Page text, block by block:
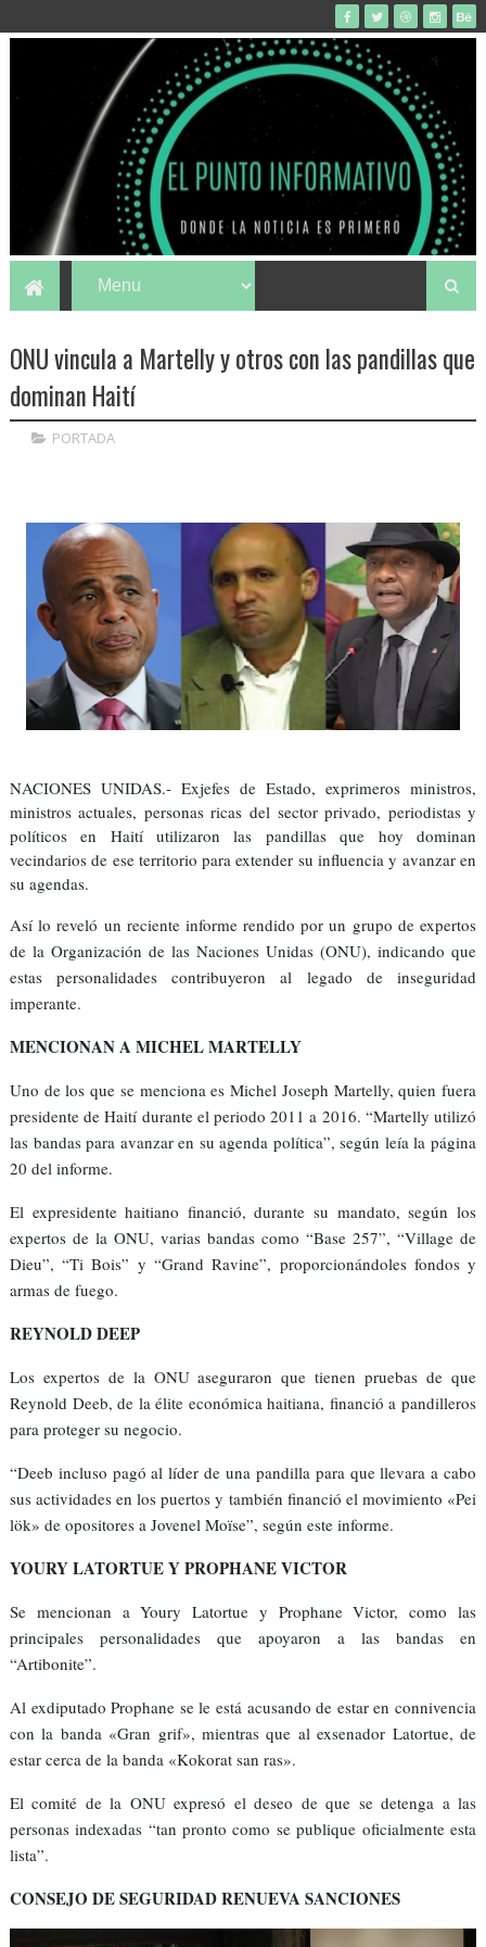
ONU vincula a Martelly y otros con las pandillas que
dominan Haití
PORTADA
NACIONES UNIDAS.- Exjefes de Estado, exprimeros ministros,
ministros actuales, personas ricas del sector privado, periodistas y
políticos en Haití utilizaron las pandillas que hoy dominan
vecindarios de ese territorio para extender su influencia y avanzar en
su agendas.
Así lo reveló un reciente informe rendido por un grupo de expertos
de la Organización de las Naciones Unidas (ONU), indicando que
estas personalidades contribuyeron al legado de inseguridad
imperante.
MENCIONAN A MICHEL MARTELLY
Uno de los que se menciona es Michel Joseph Martelly, quien fuera
presidente de Haití durante el periodo 2011 a 2016. “Martelly utilizó
las bandas para avanzar en su agenda política”, según leía la página
20 del informe.
El expresidente haitiano financió, durante su mandato, según los
expertos de la ONU, varias bandas como “Base 257”, “Village de
Dieu”, “Ti Bois” y “Grand Ravine”, proporcionándoles fondos y
armas de fuego.
REYNOLD DEEP
Los expertos de la ONU aseguraron que tienen pruebas de que
Reynold Deeb, de la élite económica haitiana, financió a pandilleros
para proteger su negocio.
“Deeb incluso pagó al líder de una pandilla para que llevara a cabo
sus actividades en los puertos y también financió el movimiento «Pei
lök» de opositores a Jovenel Moïse”, según este informe.
YOURY LATORTUE Y PROPHANE VICTOR
Se mencionan a Youry Latortue y Prophane Victor, como las
principales personalidades que apoyaron a las bandas en
“Artibonite”.
Al exdiputado Prophane se le está acusando de estar en connivencia
con la banda «Gran grif», mientras que al exsenador Latortue, de
estar cerca de la banda «Kokorat san ras».
El comité de la ONU expresó el deseo de que se detenga a las
personas indexadas “tan pronto como se publique oficialmente esta
lista”.
CONSEJO DE SEGURIDAD RENUEVA SANCIONES